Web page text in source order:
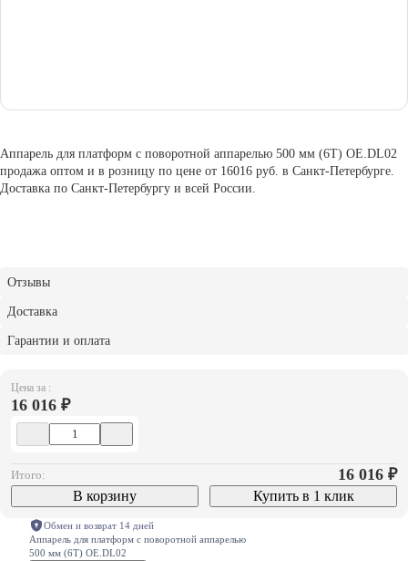
Цена за :
16 016 ₽
Итого: 16 016 ₽
В корзину Купить в 1 клик
Обмен и возврат 14 дней
Аппарель для платформ с поворотной аппарелью
500 мм (6Т) OE.DL02
Аппарель для платформ с поворотной аппарелью 500 мм (6Т) OE.DL02
продажа оптом и в розницу по цене от 16016 руб. в Санкт-Петербурге.
Доставка по Санкт-Петербургу и всей России.
Отзывы
Доставка
Гарантии и оплата